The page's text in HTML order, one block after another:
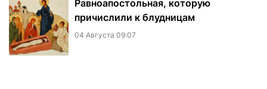
Равноапостольная, которую
причислили к блудницам
04 Августа 09:07